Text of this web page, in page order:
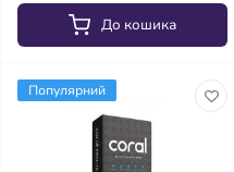
До кошика
Популярний